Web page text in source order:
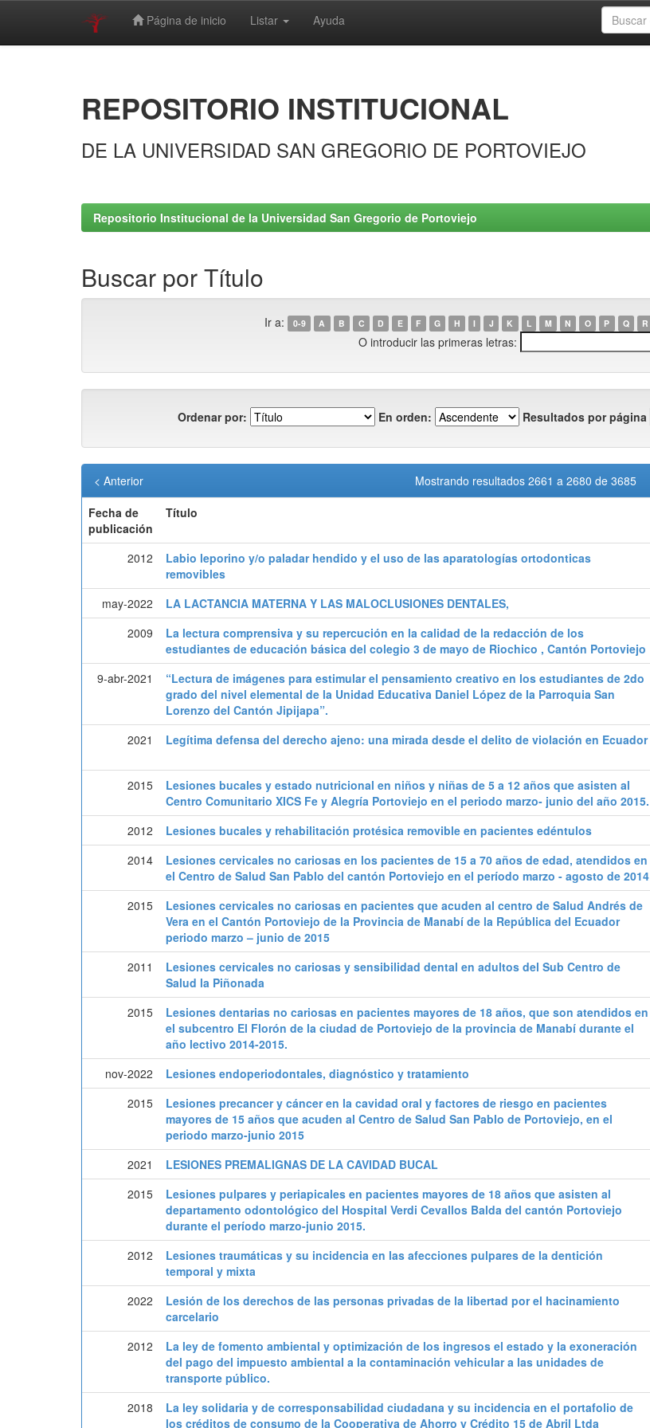
Página de inicio Listar Ayuda
REPOSITORIO INSTITUCIONAL
DE LA UNIVERSIDAD SAN GREGORIO DE PORTOVIEJO
Repositorio Institucional de la Universidad San Gregorio de Portoviejo
Buscar por Título
Ir a: 0-9 A B C D E F G H I J K L M N O P Q R
O introducir las primeras letras:
Ordenar por: En orden: Resultados por página
Mostrando resultados 2661 a 2680 de 3685
< Anterior
Fecha de
publicación
Título
2012
Labio leporino y/o paladar hendido y el uso de las aparatologías ortodonticas
removibles
may-2022 LA LACTANCIA MATERNA Y LAS MALOCLUSIONES DENTALES,
2009
La lectura comprensiva y su repercución en la calidad de la redacción de los
estudiantes de educación básica del colegio 3 de mayo de Riochico , Cantón Portoviejo
9-abr-2021
“Lectura de imágenes para estimular el pensamiento creativo en los estudiantes de 2do
grado del nivel elemental de la Unidad Educativa Daniel López de la Parroquia San
Lorenzo del Cantón Jipijapa”.
2021 Legítima defensa del derecho ajeno: una mirada desde el delito de violación en Ecuador
2015
Lesiones bucales y estado nutricional en niños y niñas de 5 a 12 años que asisten al
Centro Comunitario XICS Fe y Alegría Portoviejo en el periodo marzo- junio del año 2015.
2012
Lesiones bucales y rehabilitación protésica removible en pacientes edéntulos
2014
Lesiones cervicales no cariosas en los pacientes de 15 a 70 años de edad, atendidos en
el Centro de Salud San Pablo del cantón Portoviejo en el período marzo - agosto de 2014
2015
Lesiones cervicales no cariosas en pacientes que acuden al centro de Salud Andrés de
Vera en el Cantón Portoviejo de la Provincia de Manabí de la República del Ecuador
periodo marzo – junio de 2015
2011
Lesiones cervicales no cariosas y sensibilidad dental en adultos del Sub Centro de
Salud la Piñonada
2015
Lesiones dentarias no cariosas en pacientes mayores de 18 años, que son atendidos en
el subcentro El Florón de la ciudad de Portoviejo de la provincia de Manabí durante el
año lectivo 2014-2015.
nov-2022 Lesiones endoperiodontales, diagnóstico y tratamiento
2015
Lesiones precancer y cáncer en la cavidad oral y factores de riesgo en pacientes
mayores de 15 años que acuden al Centro de Salud San Pablo de Portoviejo, en el
periodo marzo-junio 2015
2021 LESIONES PREMALIGNAS DE LA CAVIDAD BUCAL
2015
Lesiones pulpares y periapicales en pacientes mayores de 18 años que asisten al
departamento odontológico del Hospital Verdi Cevallos Balda del cantón Portoviejo
durante el período marzo-junio 2015.
2012
Lesiones traumáticas y su incidencia en las afecciones pulpares de la dentición
temporal y mixta
2022
Lesión de los derechos de las personas privadas de la libertad por el hacinamiento
carcelario
2012
La ley de fomento ambiental y optimización de los ingresos el estado y la exoneración
del pago del impuesto ambiental a la contaminación vehicular a las unidades de
transporte público.
2018
La ley solidaria y de corresponsabilidad ciudadana y su incidencia en el portafolio de
los créditos de consumo de la Cooperativa de Ahorro y Crédito 15 de Abril Ltda